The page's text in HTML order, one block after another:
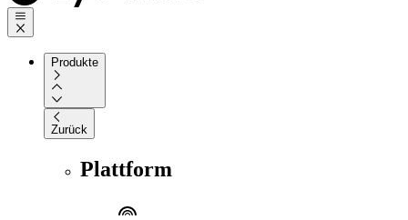
Produkte
Zurück
Plattform